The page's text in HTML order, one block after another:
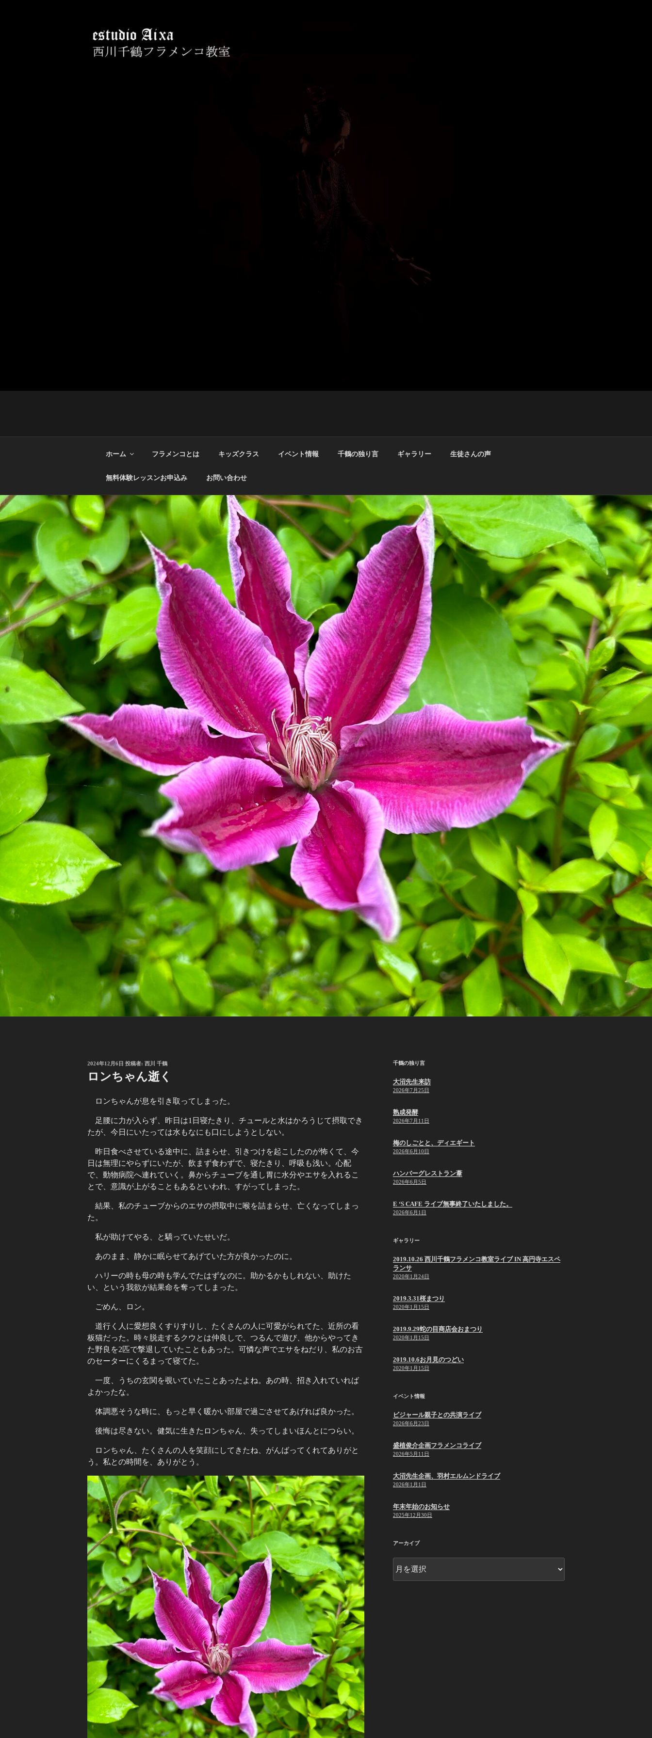
ホーム フラメンコとは キッズクラス イベント情報 千鶴の独り言 ギャラリー 生徒さんの声
無料体験レッスンお申込み お問い合わせ
投
日:
2024年12月6日 投稿者: 西川 千鶴
ロンちゃん逝く
ロンちゃんが息を引き取ってしまった。
足腰に力が入らず、昨日は1日寝たきり、チュールと水はかろうじて摂取でき
たが、今日にいたっては水もなにも口にしようとしない。
昨日食べさせている途中に、詰まらせ、引きつけを起こしたのが怖くて、今
日は無理にやらずにいたが、飲まず食わずで、寝たきり、呼吸も浅い。心配
で、動物病院へ連れていく。鼻からチューブを通し胃に水分やエサを入れるこ
とで、意識が上がることもあるといわれ、すがってしまった。
結果、私のチューブからのエサの摂取中に喉を詰まらせ、亡くなってしまっ
た。
私が助けてやる、と驕っていたせいだ。
あのまま、静かに眠らせてあげていた方が良かったのに。
ハリーの時も母の時も学んでたはずなのに。助かるかもしれない、助けた
い、という我欲が結果命を奪ってしまった。
ごめん、ロン。
道行く人に愛想良くすりすりし、たくさんの人に可愛がられてた、近所の看
板猫だった。時々脱走するクウとは仲良しで、つるんで遊び、他からやってき
た野良を2匹で撃退していたこともあった。可憐な声でエサをねだり、私のお古
のセーターにくるまって寝てた。
一度、うちの玄関を覗いていたことあったよね。あの時、招き入れていれば
よかったな。
体調悪そうな時に、もっと早く暖かい部屋で過ごさせてあげれば良かった。
後悔は尽きない。健気に生きたロンちゃん、失ってしまいほんとにつらい。
ロンちゃん、たくさんの人を笑顔にしてきたね、がんばってくれてありがと
う。私との時間を、ありがとう。
千鶴の独り言
大沼先生来訪
2026年7月25日
熟成発酵
2026年7月11日
梅のしごとと、ディエギート
2026年6月10日
ハンバーグレストラン葦
2026年6月5日
E ‘S CAFE ライブ無事終了いたしました。
2026年6月1日
ギャラリー
2019.10.26 西川千鶴フラメンコ教室ライブ IN 高円寺エスペ
ランサ
2020年1月24日
2019.3.31桜まつり
2020年1月15日
2019.9.29蛇の目商店会おまつり
2020年1月15日
2019.10.6お月見のつどい
2020年1月15日
イベント情報
ビジャール親子との共演ライブ
2026年6月23日
盛植俊介企画フラメンコライブ
2026年5月11日
大沼先生企画、羽村エルムンドライブ
2026年1月1日
年末年始のお知らせ
2025年12月30日
アーカイブ
ー